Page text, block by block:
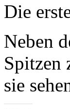
Die
Neben
Spitzen
sie